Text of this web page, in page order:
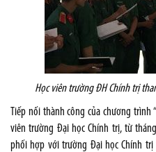
Học viên trường ĐH Chính trị
Tiếp nối thành công của chương trình
viên trường Đại học Chính trị, từ
phối hợp với trường Đại học Chính